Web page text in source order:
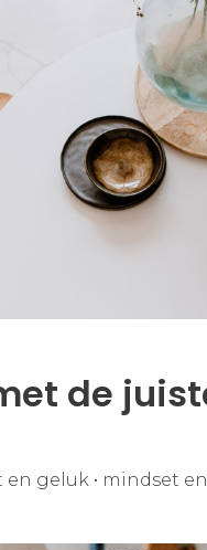
de
en geluk • mindset